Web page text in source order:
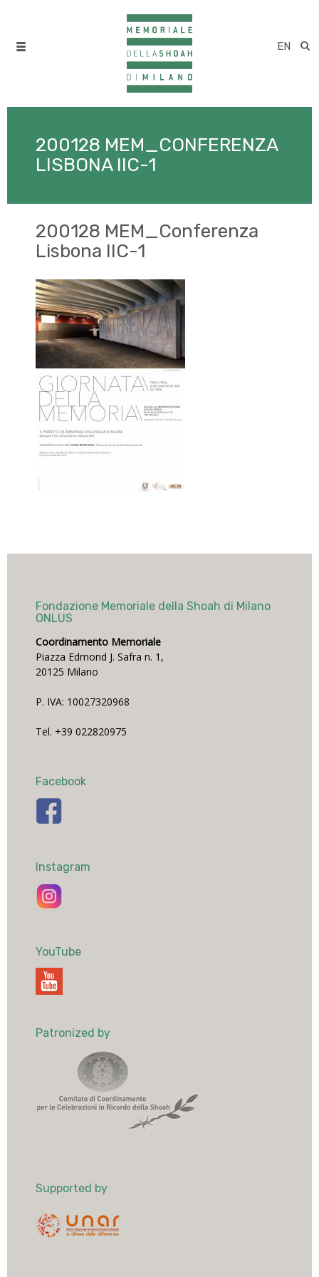
EN
200128 MEM_CONFERENZA
LISBONA IIC-1
200128 MEM_Conferenza
Lisbona IIC-1
Fondazione Memoriale della Shoah di Milano
ONLUS
Coordinamento Memoriale
Piazza Edmond J. Safra n. 1,
20125 Milano
P. IVA: 10027320968
Tel. +39 022820975
Facebook
Instagram
YouTube
Patronized by
Supported by